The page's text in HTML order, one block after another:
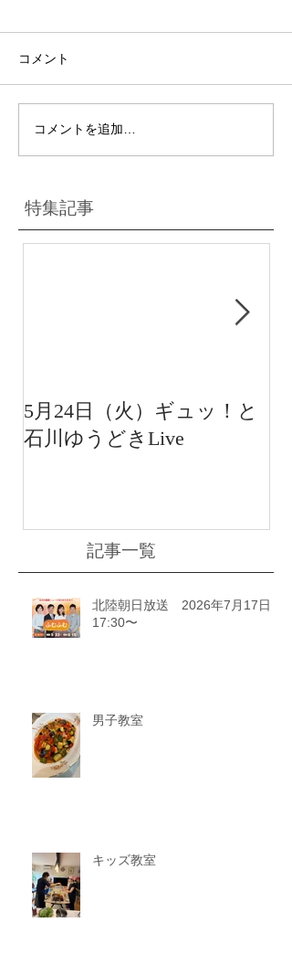
コメント
コメントを追加…
特集記事
5月24日（火）ギュッ！と
石川ゆうどきLive
記事一覧
北陸朝日放送 2026年7月17日
17:30〜
男子教室
キッズ教室